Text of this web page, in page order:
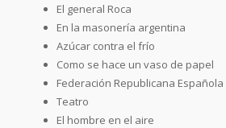
El general Roca
En la masonería argentina
Azúcar contra el frío
Como se hace un vaso de papel
Federación Republicana Española
Teatro
El hombre en el aire